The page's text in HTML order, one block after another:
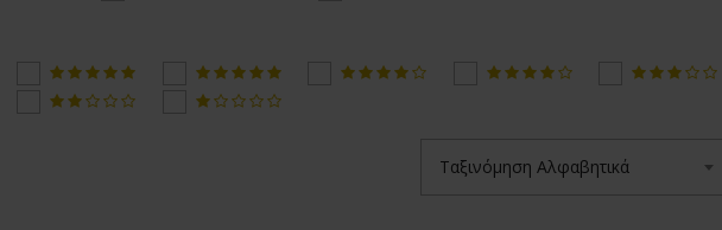
Ταξινόμηση Αλφαβητικά